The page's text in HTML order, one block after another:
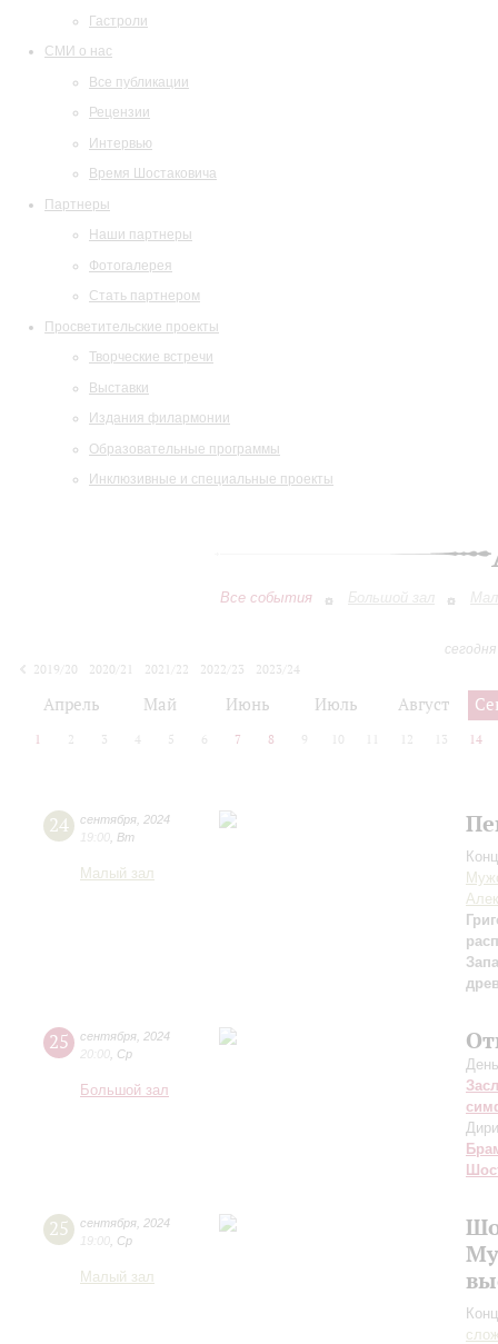
Гастроли
СМИ о нас
Все публикации
Рецензии
Интервью
Время Шостаковича
Партнеры
Наши партнеры
Фотогалерея
Стать партнером
Просветительские проекты
Творческие встречи
Выставки
Издания филармонии
Образовательные программы
Инклюзивные и специальные проекты
Все события Большой зал
2019/20
2020/21 2021/22 2022/23
2023/24
Апрель Май Июнь Июль Август
1 2 3 4 5 6 7 8 9 10 12 13 14
24 сентября 2024
19:00 Вт
Малый зал
25 сентября 2024
20:00 Ср
Большой зал
25 сентября 2024
19:00 Ср
Малый зал